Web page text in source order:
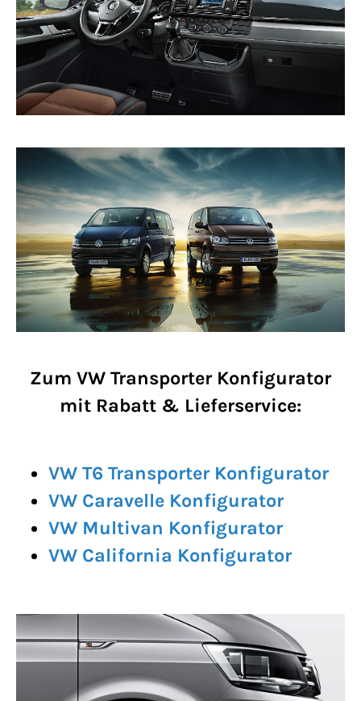
Zum VW Transporter Konfigurator
mit Rabatt & Lieferservice:
VW T6 Transporter Konfigurator
VW Caravelle Konfigurator
VW Multivan Konfigurator
VW California Konfigurator